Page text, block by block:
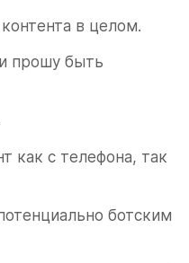
в целом.
прошу быть
как с телефона, так
ботским